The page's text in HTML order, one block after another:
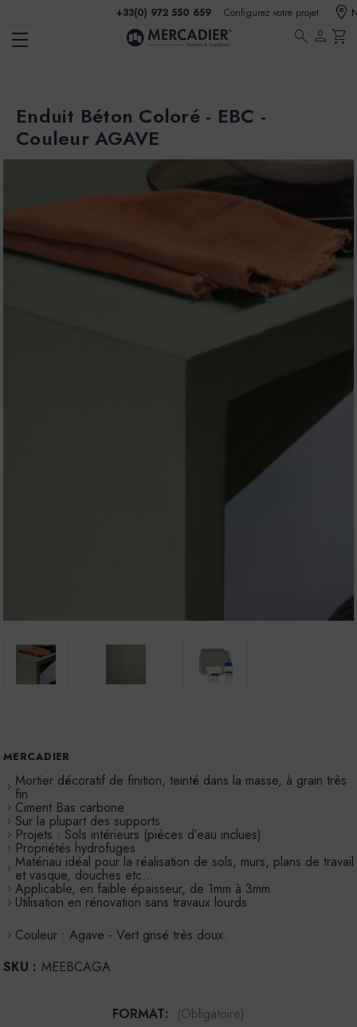
+33(0) 972 550 659 Configurez votre projet
search person shopping_cart
Enduit Béton Coloré - EBC -
Couleur AGAVE
MERCADIER
Mortier décoratif de finition, teinté dans la masse, à grain très
fin
Ciment Bas carbone
Sur la plupart des supports
Projets : Sols intérieurs (pièces d’eau inclues)
Propriétés hydrofuges
Matériau idéal pour la réalisation de sols, murs, plans de travail
et vasque, douches etc…
Applicable, en faible épaisseur, de 1mm à 3mm
Utilisation en rénovation sans travaux lourds
Couleur : Agave - Vert grisé très doux.
SKU : MEEBCAGA
FORMAT: (Obligatoire)